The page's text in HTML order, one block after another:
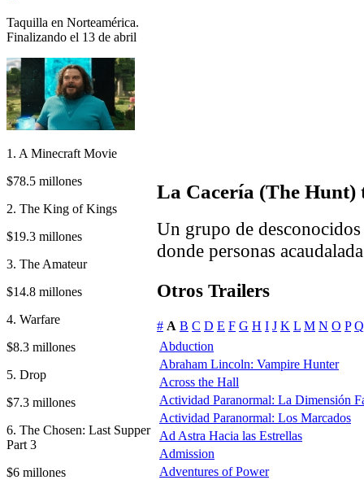
Taquilla en Norteamérica.
Finalizando el 13 de abril
1. A Minecraft Movie
$78.5 millones
2. The King of Kings
$19.3 millones
3. The Amateur
$14.8 millones
4. Warfare
$8.3 millones
5. Drop
$7.3 millones
6. The Chosen: Last Supper
Part 3
$6 millones
La Cacería (The
Un grupo de
donde personas
Otros Trailers
# A B C D E F G H I J K L M N O P Q
Abduction
Abraham Lincoln: Vampire Hunter
Across the Hall
Actividad Paranormal: La Dimensión
Actividad Paranormal: Los Marcados
Ad Astra Hacia las Estrellas
Admission
Adventures of Power